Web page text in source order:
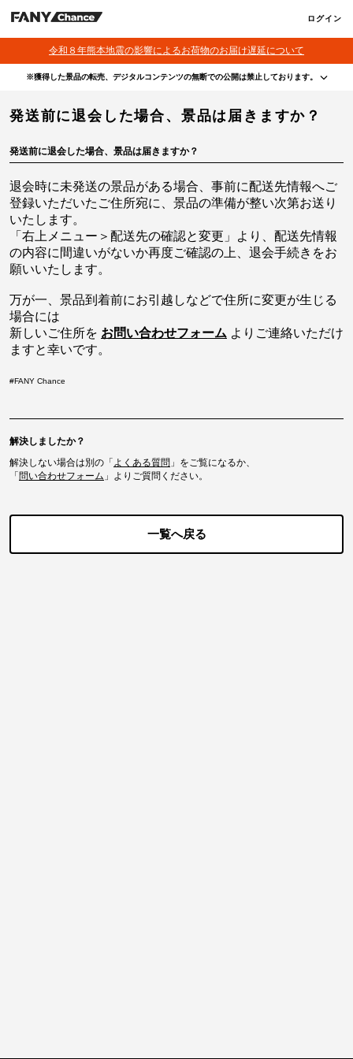
ログイン
令和８年熊本地震の影響によるお荷物のお届け遅延について
※獲得した景品の転売、デジタルコンテンツの無断での公開は禁止しております。
為は禁止しております。
・本サービスで獲得された動画･画像･ボイス等のデジタルコンテンツは、出品者が著作権を有
ます。
・当選権利は当選者ご本人のみ有効となります。当選権利の譲渡、オークション等への出品、
発送前に退会した場合、景品は届きますか？
発送前に退会した場合、景品は届きますか？
退会時に未発送の景品がある場合、事前に配送先情報へご
登録いただいたご住所宛に、景品の準備が整い次第お送り
いたします。
「右上メニュー＞配送先の確認と変更」より、配送先情報
の内容に間違いがないか再度ご確認の上、退会手続きをお
願いいたします。
万が一、景品到着前にお引越しなどで住所に変更が生じる
場合には
新しいご住所を お問い合わせフォーム よりご連絡いただけ
ますと幸いです。
#FANY Chance
解決しましたか？
解決しない場合は別の「 よくある質問 」をご覧になるか、
「 問い合わせフォーム 」よりご質問ください。
一覧へ戻る